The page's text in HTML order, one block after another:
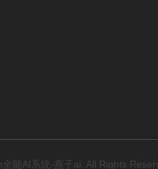
能AI系统-燕子ai. All Rights